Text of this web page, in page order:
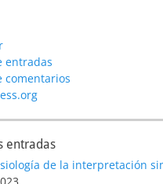
entradas
comentarios
entradas
de la interpretación